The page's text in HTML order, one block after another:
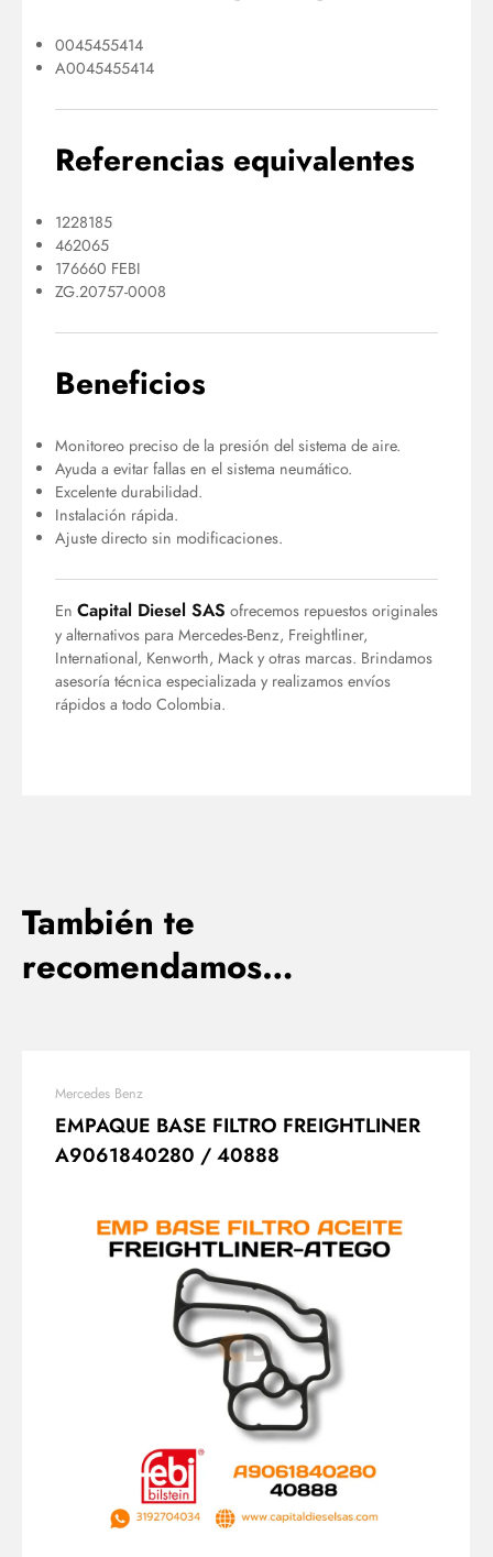
0045455414
A0045455414
Referencias equivalentes
1228185
462065
176660 FEBI
ZG.20757-0008
Beneficios
Monitoreo preciso de la presión del sistema de aire.
Ayuda a evitar fallas en el sistema neumático.
Excelente durabilidad.
Instalación rápida.
Ajuste directo sin modificaciones.
En Capital Diesel SAS ofrecemos repuestos originales
y alternativos para Mercedes-Benz, Freightliner,
International, Kenworth, Mack y otras marcas. Brindamos
asesoría técnica especializada y realizamos envíos
rápidos a todo Colombia.
También te
recomendamos…
Mercedes Benz
EMPAQUE BASE FILTRO FREIGHTLINER
A9061840280 / 40888